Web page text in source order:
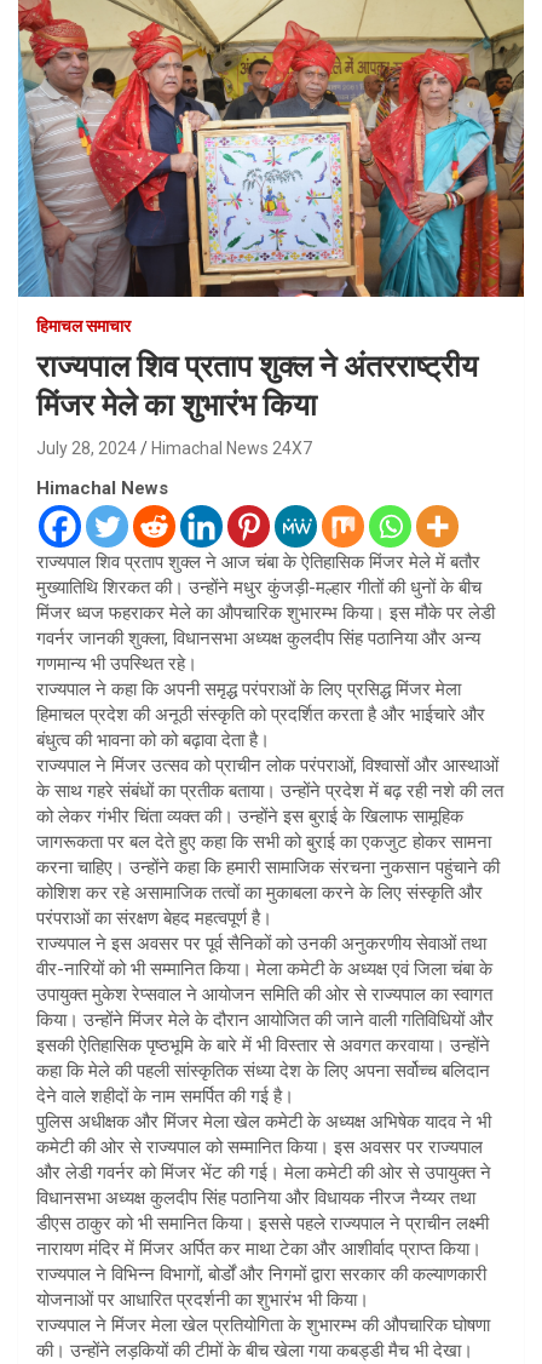
हिमाचल समाचार
राज्यपाल शिव प्रताप शुक्ल ने अंतरराष्ट्रीय
मिंजर मेले का शुभारंभ किया
July 28, 2024 Himachal News 24X7
Himachal News
राज्यपाल शिव प्रताप शुक्ल ने आज चंबा के ऐतिहासिक मिंजर मेले में बतौर
मुख्यातिथि शिरकत की। उन्होंने मधुर कुंजड़ी-मल्हार गीतों की धुनों के बीच
मिंजर ध्वज फहराकर मेले का औपचारिक शुभारम्भ किया। इस मौके पर लेडी
गवर्नर जानकी शुक्ला, विधानसभा अध्यक्ष कुलदीप सिंह पठानिया और अन्य
गणमान्य भी उपस्थित रहे।
राज्यपाल ने कहा कि अपनी समृद्ध परंपराओं के लिए प्रसिद्ध मिंजर मेला
हिमाचल प्रदेश की अनूठी संस्कृति को प्रदर्शित करता है और भाईचारे और
बंधुत्व की भावना को को बढ़ावा देता है।
राज्यपाल ने मिंजर उत्सव को प्राचीन लोक परंपराओं, विश्वासों और आस्थाओं
के साथ गहरे संबंधों का प्रतीक बताया। उन्होंने प्रदेश में बढ़ रही नशे की लत
को लेकर गंभीर चिंता व्यक्त की। उन्होंने इस बुराई के खिलाफ सामूहिक
जागरूकता पर बल देते हुए कहा कि सभी को बुराई का एकजुट होकर सामना
करना चाहिए। उन्होंने कहा कि हमारी सामाजिक संरचना नुकसान पहुंचाने की
कोशिश कर रहे असामाजिक तत्वों का मुकाबला करने के लिए संस्कृति और
परंपराओं का संरक्षण बेहद महत्वपूर्ण है।
राज्यपाल ने इस अवसर पर पूर्व सैनिकों को उनकी अनुकरणीय सेवाओं तथा
वीर-नारियों को भी सम्मानित किया। मेला कमेटी के अध्यक्ष एवं जिला चंबा के
उपायुक्त मुकेश रेप्सवाल ने आयोजन समिति की ओर से राज्यपाल का स्वागत
किया। उन्होंने मिंजर मेले के दौरान आयोजित की जाने वाली गतिविधियों और
इसकी ऐतिहासिक पृष्ठभूमि के बारे में भी विस्तार से अवगत करवाया। उन्होंने
कहा कि मेले की पहली सांस्कृतिक संध्या देश के लिए अपना सर्वोच्च बलिदान
देने वाले शहीदों के नाम समर्पित की गई है।
पुलिस अधीक्षक और मिंजर मेला खेल कमेटी के अध्यक्ष अभिषेक यादव ने भी
कमेटी की ओर से राज्यपाल को सम्मानित किया। इस अवसर पर राज्यपाल
और लेडी गवर्नर को मिंजर भेंट की गई। मेला कमेटी की ओर से उपायुक्त ने
विधानसभा अध्यक्ष कुलदीप सिंह पठानिया और विधायक नीरज नैय्यर तथा
डीएस ठाकुर को भी समानित किया। इससे पहले राज्यपाल ने प्राचीन लक्ष्मी
नारायण मंदिर में मिंजर अर्पित कर माथा टेका और आशीर्वाद प्राप्त किया।
राज्यपाल ने विभिन्न विभागों, बोर्डों और निगमों द्वारा सरकार की कल्याणकारी
योजनाओं पर आधारित प्रदर्शनी का शुभारंभ भी किया।
राज्यपाल ने मिंजर मेला खेल प्रतियोगिता के शुभारम्भ की औपचारिक घोषणा
की। उन्होंने लड़कियों की टीमों के बीच खेला गया कबड्डी मैच भी देखा।